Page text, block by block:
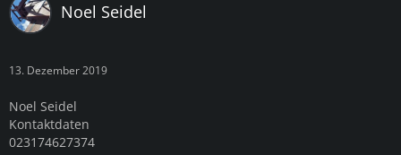
Noel Seidel
13. Dezember 2019
Noel Seidel
Kontaktdaten
023174627374